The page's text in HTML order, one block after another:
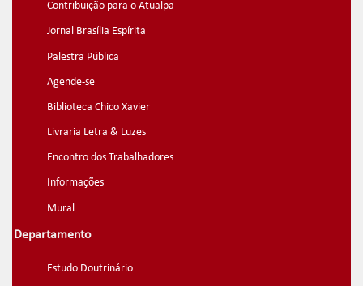
Contribuição para o Atualpa
Jornal Brasília Espírita
Palestra Pública
Agende-se
Biblioteca Chico Xavier
Livraria Letra & Luzes
Encontro dos Trabalhadores
Informações
Mural
Departamento
Estudo Doutrinário